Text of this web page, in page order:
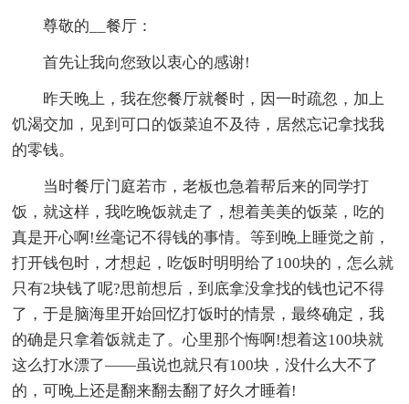
尊敬的__餐厅：
首先让我向您致以衷心的感谢!
昨天晚上，我在您餐厅就餐时，因一时疏忽，加上
饥渴交加，见到可口的饭菜迫不及待，居然忘记拿找我
的零钱。
当时餐厅门庭若市，老板也急着帮后来的同学打
饭，就这样，我吃晚饭就走了，想着美美的饭菜，吃的
真是开心啊!丝毫记不得钱的事情。等到晚上睡觉之前，
打开钱包时，才想起，吃饭时明明给了100块的，怎么就
只有2块钱了呢?思前想后，到底拿没拿找的钱也记不得
了，于是脑海里开始回忆打饭时的情景，最终确定，我
的确是只拿着饭就走了。心里那个悔啊!想着这100块就
这么打水漂了——虽说也就只有100块，没什么大不了
的，可晚上还是翻来翻去翻了好久才睡着!